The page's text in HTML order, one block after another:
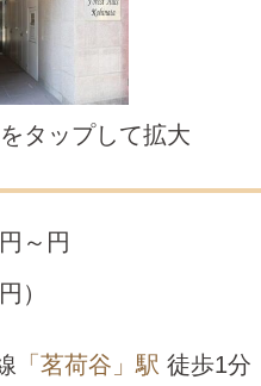
タップして拡大
円～ 円
）
「茗荷谷」駅 徒歩1分